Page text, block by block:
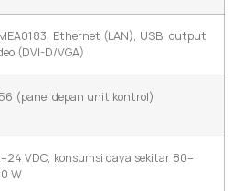
Ethernet (LAN), USB, output
(DVI-D/VGA)
(panel depan unit kontrol)
VDC, konsumsi daya sekitar 80–
W